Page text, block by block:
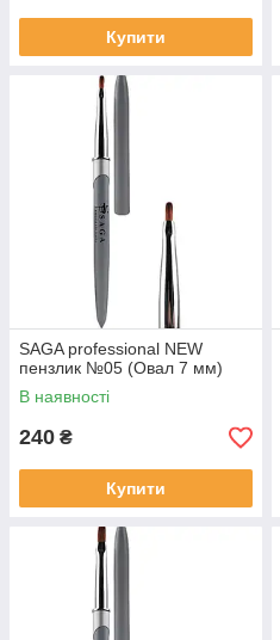
Купити
SAGA professional NEW
пензлик №05 (Овал 7 мм)
В наявності
240 ₴
Купити